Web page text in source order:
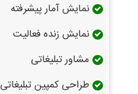
نمایش آمار پیشرفته
نمایش زنده فعالیت
مشاور تبلیغاتی
طراحی کمپین تبلیغاتی